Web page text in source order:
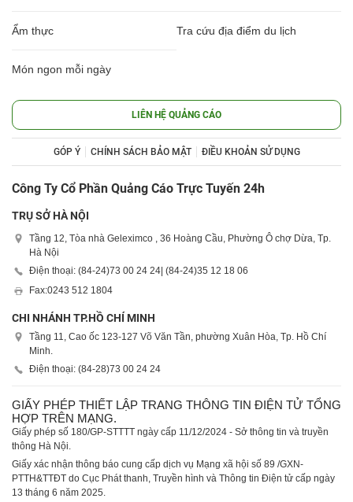
Ẩm thực Tra cứu địa điểm du lịch
Món ngon mỗi ngày
LIÊN HỆ QUẢNG CÁO
GÓP Ý CHÍNH SÁCH BẢO MẬT ĐIỀU KHOẢN SỬ DỤNG
Công Ty Cổ Phần Quảng Cáo Trực Tuyến 24h
TRỤ SỞ HÀ NỘI
Tầng 12, Tòa nhà Geleximco , 36 Hoàng Cầu, Phường Ô chợ Dừa, Tp.
Hà Nội
Điện thoại: (84-24)73 00 24 24 | (84-24)35 12 18 06
Fax:0243 512 1804
CHI NHÁNH TP.HỒ CHÍ MINH
Tầng 11, Cao ốc 123-127 Võ Văn Tần, phường Xuân Hòa, Tp. Hồ Chí
Minh.
Điện thoại: (84-28)73 00 24 24
GIẤY PHÉP THIẾT LẬP TRANG THÔNG TIN ĐIỆN TỬ TỔNG
HỢP TRÊN MẠNG.
Giấy phép số 180/GP-STTTT ngày cấp 11/12/2024 - Sở thông tin và truyền
thông Hà Nội.
Giấy xác nhận thông báo cung cấp dịch vụ Mạng xã hội số 89 /GXN-
PTTH&TTĐT do Cục Phát thanh, Truyền hình và Thông tin Điện tử cấp ngày
13 tháng 6 năm 2025.